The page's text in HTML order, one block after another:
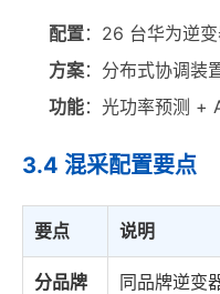
配置：26 台华为逆
方案：分布式协调装
功能：光功率预测 +
3.4 混采配置要点
要点 说明
分品牌
同品牌逆变